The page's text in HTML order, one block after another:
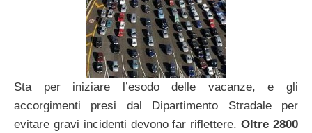
Sta per iniziare l’esodo delle vacanze, e gli
accorgimenti presi dal Dipartimento Stradale per
evitare gravi incidenti devono far riflettere.Oltre 2800